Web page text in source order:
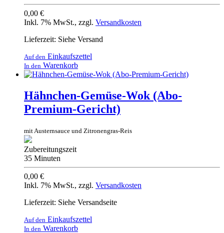
0,00 €
Inkl. 7% MwSt., zzgl. Versandkosten
Lieferzeit: Siehe Versand
Auf den Einkaufszettel
In den Warenkorb
Hähnchen-Gemüse-Wok (Abo-
Premium-Gericht)
mit Austernsauce und Zitronengras-Reis
Zubereitungszeit
35 Minuten
0,00 €
Inkl. 7% MwSt., zzgl. Versandkosten
Lieferzeit: Siehe Versandseite
Auf den Einkaufszettel
In den Warenkorb